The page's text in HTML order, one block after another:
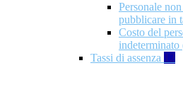
Personale
pubblicare in
Costo del
indeterminato
Tassi di assenza 12